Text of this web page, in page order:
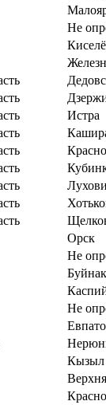
Не
Истра
Орск
Не
Не
Кызыл